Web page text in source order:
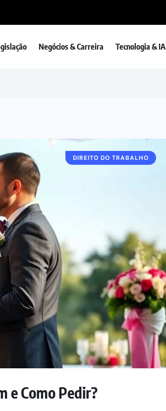
Negócios & Carreira Tecnologia & IA
DIREITO DO TRABALHO
e Como Pedir?